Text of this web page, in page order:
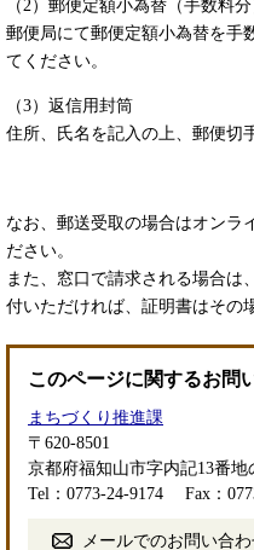
（2）郵便定額小為替（手数料分
郵便局にて郵便定額小為替を手
てください。
（3）返信用封筒
住所、氏名を記入の上、郵便切
なお、郵送受取の場合はオンラ
ださい。
また、窓口で請求される場合は
付いただければ、証明書はその
このページに関するお問
まちづくり推進課
〒620-8501
京都府福知山市字内記13番
Tel：0773-24-9174
Fax：
メールでのお問い合